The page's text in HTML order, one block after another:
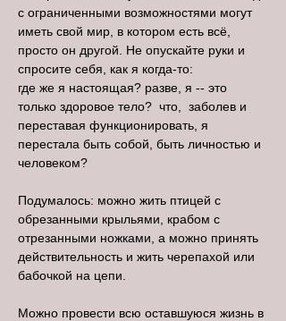
с ограниченными возможностями могут
иметь свой мир, в котором есть всё,
просто он другой. Не опускайте руки и
спросите себя, как я когда-то:
где же я настоящая? разве, я -- это
только здоровое тело? что, заболев и
переставая функционировать, я
перестала быть собой, быть личностью и
человеком?
Подумалось: можно жить птицей с
обрезанными крыльями, крабом с
отрезанными ножками, а можно принять
действительность и жить черепахой или
бабочкой на цепи.
Можно провести всю оставшуюся жизнь в